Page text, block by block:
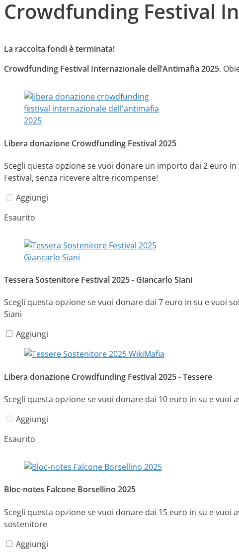
Crowdfunding Festival
La raccolta fondi è terminata!
Crowdfunding Festival Internazionale dell’Antimafia 2025.
Libera donazione Crowdfunding Festival 2025
Scegli questa opzione se vuoi donare un importo dai 2 euro
Festival, senza ricevere altre ricompense!
Aggiungi
Esaurito
Tessera Sostenitore Festival 2025 - Giancarlo Siani
Scegli questa opzione se vuoi donare dai 7 euro in su e vuoi
Siani
Aggiungi
Libera donazione Crowdfunding Festival 2025 - Tessere
Scegli questa opzione se vuoi donare dai 10 euro in su e
Aggiungi
Esaurito
Bloc-notes Falcone Borsellino 2025
Scegli questa opzione se vuoi donare dai 15 euro in su e vuoi
sostenitore
Aggiungi